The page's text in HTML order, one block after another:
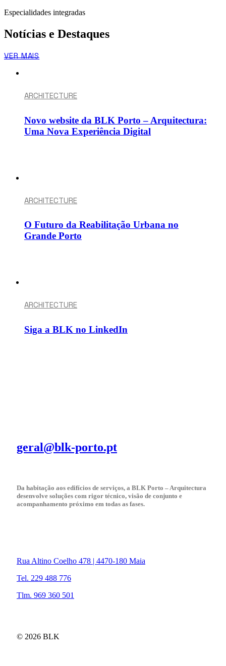
Especialidades integradas
Notícias e Destaques
VER MAIS
Novo website da BLK Porto – Arquitectura:
Uma Nova Experiência Digital
ARCHITECTURE
O Futuro da Reabilitação Urbana no
Grande Porto
ARCHITECTURE
Siga a BLK no LinkedIn
ARCHITECTURE
geral@blk-porto.pt
Da habitação aos edifícios de serviços, a BLK Porto – Arquitectura
desenvolve soluções com rigor técnico, visão de conjunto e
acompanhamento próximo em todas as fases.
Rua Altino Coelho 478 | 4470-180 Maia
Tel. 229 488 776
Tlm. 969 360 501
© 2026 BLK